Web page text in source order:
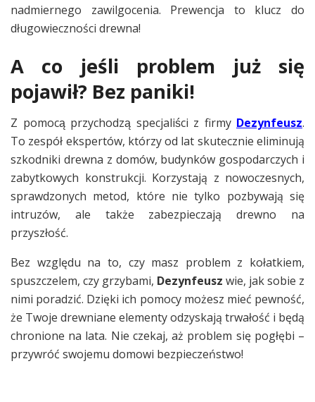
nadmiernego zawilgocenia. Prewencja to klucz do
długowieczności drewna!
A co jeśli problem już się
pojawił? Bez paniki!
Z pomocą przychodzą specjaliści z firmy Dezynfeusz.
To zespół ekspertów, którzy od lat skutecznie eliminują
szkodniki drewna z domów, budynków gospodarczych i
zabytkowych konstrukcji. Korzystają z nowoczesnych,
sprawdzonych metod, które nie tylko pozbywają się
intruzów, ale także zabezpieczają drewno na
przyszłość.
Bez względu na to, czy masz problem z kołatkiem,
spuszczelem, czy grzybami, Dezynfeusz wie, jak sobie z
nimi poradzić. Dzięki ich pomocy możesz mieć pewność,
że Twoje drewniane elementy odzyskają trwałość i będą
chronione na lata. Nie czekaj, aż problem się pogłębi –
przywróć swojemu domowi bezpieczeństwo!